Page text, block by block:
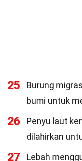
25
Burung
bumi untuk
26
Penyu laut
dilahirkan
27
Lebah